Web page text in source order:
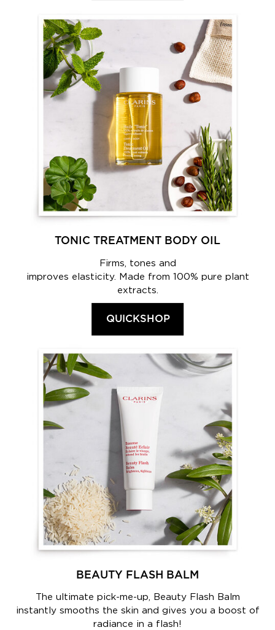
BEAUTY FLASH BALM
The ultimate pick-me-up, Beauty Flash Balm
instantly smooths the skin and gives you a boost of
radiance in a flash!
TONIC TREATMENT BODY OIL
Firms, tones and
improves elasticity. Made from 100% pure plant
extracts.
QUICKSHOP